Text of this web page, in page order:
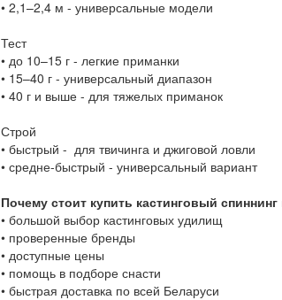
• 2,1–2,4 м - универсальные модели
Тест
• до 10–15 г - легкие приманки
• 15–40 г - универсальный диапазон
• 40 г и выше - для тяжелых приманок
Строй
• быстрый - для твичинга и джиговой ловли
• средне-быстрый - универсальный вариант
Почему стоит купить кастинговый
• большой выбор кастинговых удилищ
• проверенные бренды
• доступные цены
• помощь в подборе снасти
• быстрая доставка по всей Беларуси